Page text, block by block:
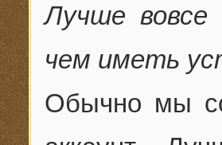
Лучше
чем иметь
Обычно мы